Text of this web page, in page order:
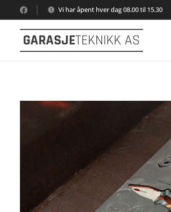
Vi har åpent hver dag 08.00 til 15.30
GARASJETEKNIKK AS